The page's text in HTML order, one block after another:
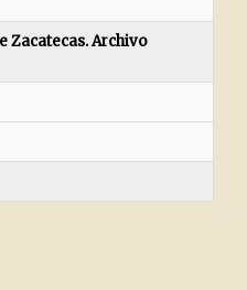
Zacatecas. Archivo